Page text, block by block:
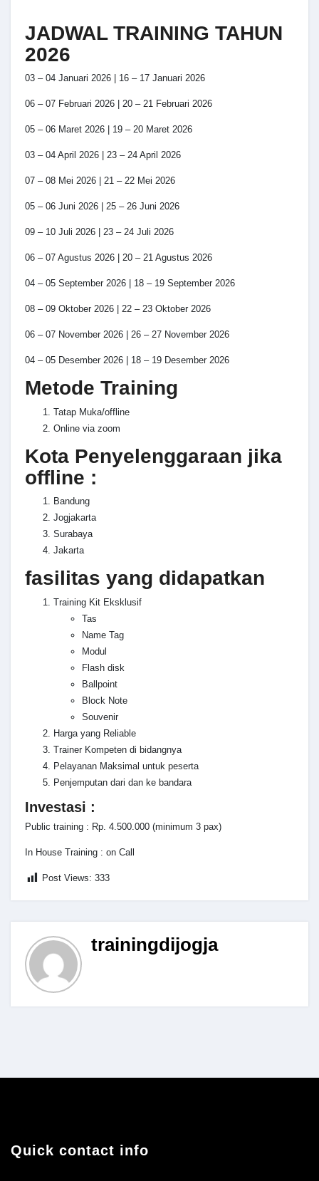
JADWAL TRAINING TAHUN
2026
03 – 04 Januari 2026 | 16 – 17 Januari 2026
06 – 07 Februari 2026 | 20 – 21 Februari 2026
05 – 06 Maret 2026 | 19 – 20 Maret 2026
03 – 04 April 2026 | 23 – 24 April 2026
07 – 08 Mei 2026 | 21 – 22 Mei 2026
05 – 06 Juni 2026 | 25 – 26 Juni 2026
09 – 10 Juli 2026 | 23 – 24 Juli 2026
06 – 07 Agustus 2026 | 20 – 21 Agustus 2026
04 – 05 September 2026 | 18 – 19 September 2026
08 – 09 Oktober 2026 | 22 – 23 Oktober 2026
06 – 07 November 2026 | 26 – 27 November 2026
04 – 05 Desember 2026 | 18 – 19 Desember 2026
Metode Training
Tatap Muka/offline
Online via zoom
Kota Penyelenggaraan jika
offline :
Bandung
Jogjakarta
Surabaya
Jakarta
fasilitas yang didapatkan
Training Kit Eksklusif
Tas
Name Tag
Modul
Flash disk
Ballpoint
Block Note
Souvenir
Harga yang Reliable
Trainer Kompeten di bidangnya
Pelayanan Maksimal untuk peserta
Penjemputan dari dan ke bandara
Investasi :
Public training : Rp. 4.500.000 (minimum 3 pax)
In House Training : on Call
Post Views: 333
trainingdijogja
Quick contact info